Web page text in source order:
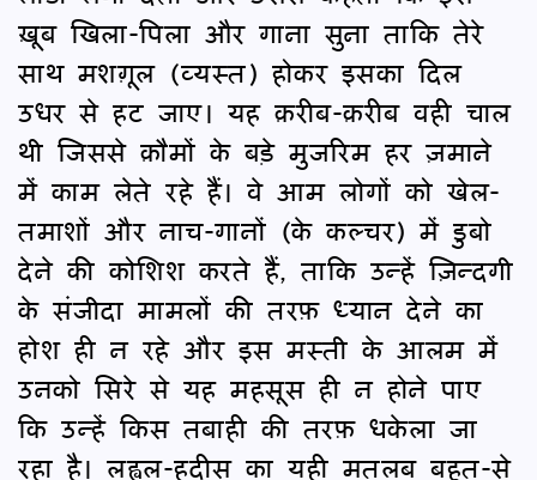
ख़ूब खिला-पिला और गाना सुना ताकि तेरे
साथ मशग़ूल (व्यस्त) होकर इसका दिल
उधर से हट जाए। यह क़रीब-क़रीब वही चाल
थी जिससे क़ौमों के बड़े मुजरिम हर ज़माने
में काम लेते रहे हैं। वे आम लोगों को खेल-
तमाशों और नाच-गानों (के कल्चर) में डुबो
देने की कोशिश करते हैं, ताकि उन्हें ज़िन्दगी
के संजीदा मामलों की तरफ़ ध्यान देने का
होश ही न रहे और इस मस्ती के आलम में
उनको सिरे से यह महसूस ही न होने पाए
कि उन्हें किस तबाही की तरफ़ धकेला जा
रहा है। लह्वल-हदीस का यही मतलब बहुत-से